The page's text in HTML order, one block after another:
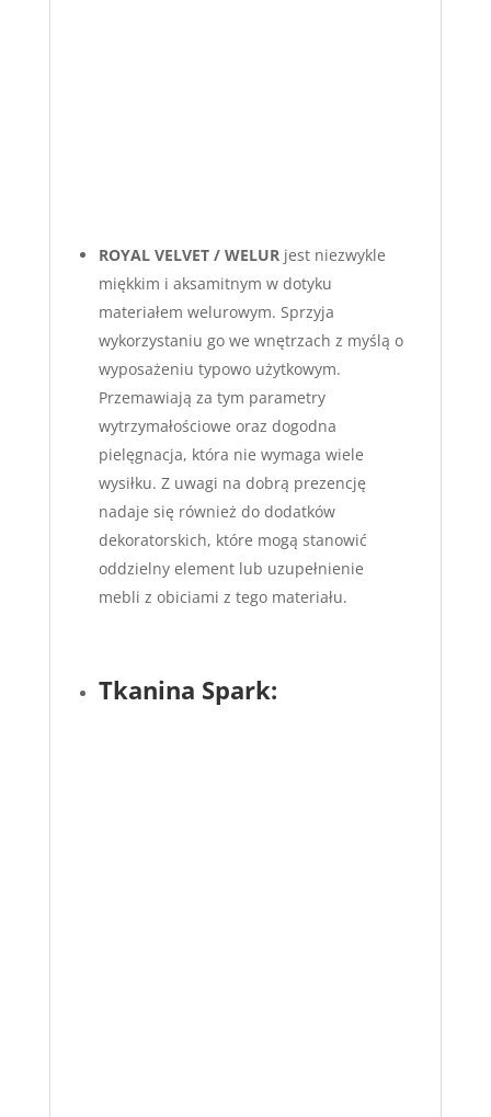
ROYAL VELVET / WELURjest niezwykle
miękkim i aksamitnym w dotyku
materiałem welurowym. Sprzyja
wykorzystaniu go we wnętrzach z myślą o
wyposażeniu typowo użytkowym.
Przemawiają za tym parametry
wytrzymałościowe oraz dogodna
pielęgnacja, która nie wymaga wiele
wysiłku. Z uwagi na dobrą prezencję
nadaje się również do dodatków
dekoratorskich, które mogą stanowić
oddzielny element lub uzupełnienie
mebli z obiciami z tego materiału.
Tkanina Spark: